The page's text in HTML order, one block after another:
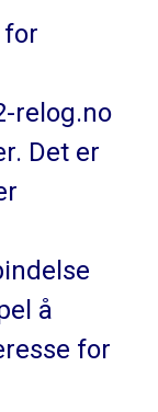
for
relog.no
Det er
å
for